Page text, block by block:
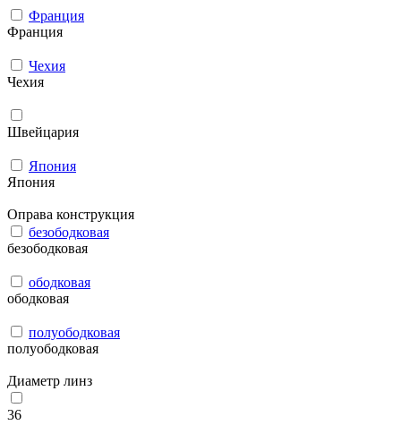
Франция
Франция
Чехия
Чехия
Швейцария
Япония
Япония
Оправа конструкция
безободковая
безободковая
ободковая
ободковая
полуободковая
полуободковая
Диаметр линз
36